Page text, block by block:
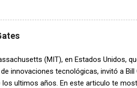
tecnología podría transformar por
El funcionamiento de estas carreteras
asfalto se instalan módulos especiales
vehículo compatible circula sobre ellas,
a la batería sin necesidad de
de este invento es que los segmentos
(MIT), en Estados Unidos,
innovaciones tecnológicas, invitó a
ultimos años. En este articulo te